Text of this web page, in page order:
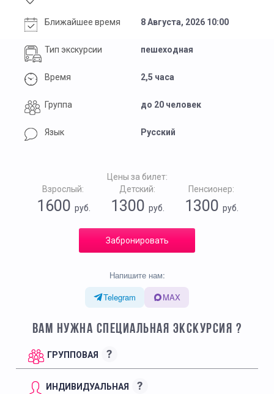
Ближайшее время 8 Августа, 2026 10:00
Тип экскурсии пешеходная
Время 2,5 часа
Группа до 20 человек
Язык Русский
Цены за билет:
Взрослый:
1600 руб.
Детский:
1300 руб.
Пенсионер:
1300руб.
Забронировать
Напишите нам:
Telegram
MAX
ВАМ НУЖНА СПЕЦИАЛЬНАЯ ЭКСКУРСИЯ ?
ГРУППОВАЯ ?
ИНДИВИДУАЛЬНАЯ ?